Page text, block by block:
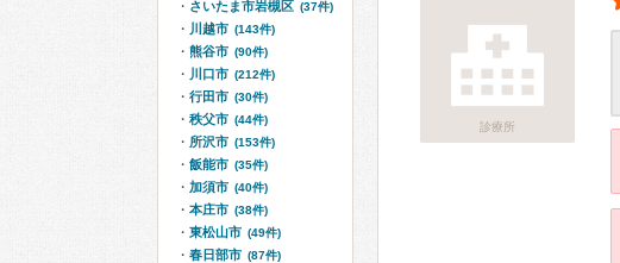
診療所
さいたま市岩槻区 (37件)
川越市 (143件)
熊谷市 (90件)
川口市 (212件)
行田市 (30件)
秩父市 (44件)
所沢市 (153件)
飯能市 (35件)
加須市 (40件)
本庄市 (38件)
東松山市 (49件)
春日部市 (87件)